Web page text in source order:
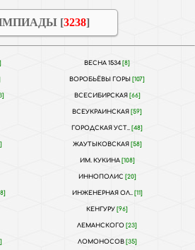
[3238]
ВЕСНА 1534 [8]
ВОРОБЬЁВЫ ГОРЫ [107]
ВСЕСИБИРСКАЯ [66]
ВСЕУКРАИНСКАЯ [59]
ГОРОДСКАЯ УСТ.. [48]
ЖАУТЫКОВСКАЯ [58]
ИМ. КУКИНА [108]
ИННОПОЛИС [20]
ИНЖЕНЕРНАЯ ОЛ.. [11]
КЕНГУРУ [96]
ЛЕМАНСКОГО [23]
ЛОМОНОСОВ [35]